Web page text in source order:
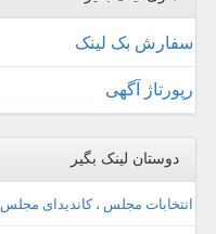
سفارش بک لینک
رپورتاژ آگهی
دوستان لینک بگیر
انتخابات مجلس ، کاندیدای مجلس